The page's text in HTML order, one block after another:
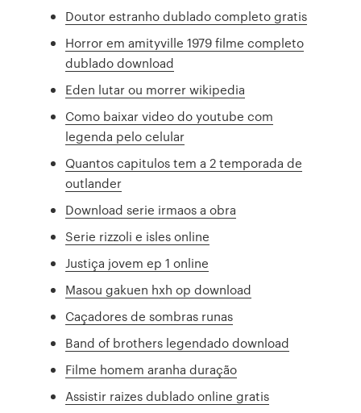
Doutor estranho dublado completo gratis
Horror em amityville 1979 filme completo
dublado download
Eden lutar ou morrer wikipedia
Como baixar video do youtube com
legenda pelo celular
Quantos capitulos tem a 2 temporada de
outlander
Download serie irmaos a obra
Serie rizzoli e isles online
Justiça jovem ep 1 online
Masou gakuen hxh op download
Caçadores de sombras runas
Band of brothers legendado download
Filme homem aranha duração
Assistir raizes dublado online gratis